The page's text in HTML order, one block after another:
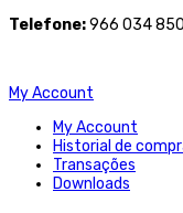
Telefone:966 034 850
My Account
My Account
Historial de
Transações
Downloads